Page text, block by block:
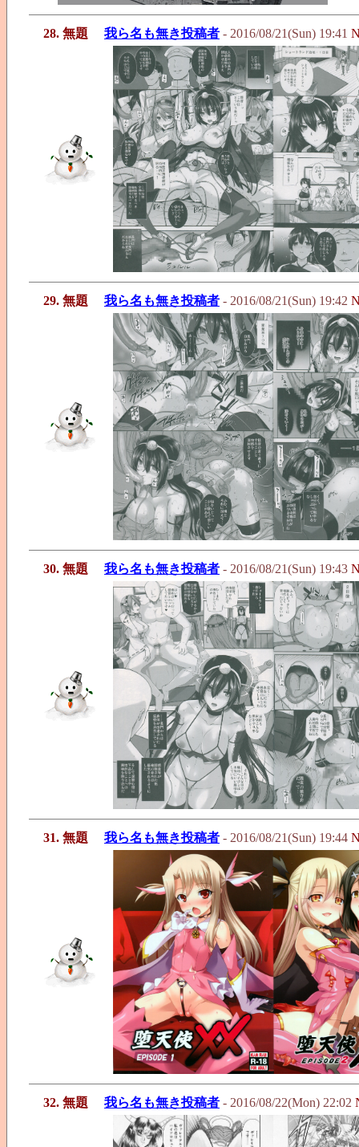
28. 無題 我ら名も無き投稿者 - 2016/08/21(Sun) 19:41
29. 無題 我ら名も無き投稿者 - 2016/08/21(Sun) 19:42
30. 無題 我ら名も無き投稿者 - 2016/08/21(Sun) 19:43
31. 無題 我ら名も無き投稿者 - 2016/08/21(Sun) 19:44
32. 無題 我ら名も無き投稿者 - 2016/08/22(Mon) 22:02